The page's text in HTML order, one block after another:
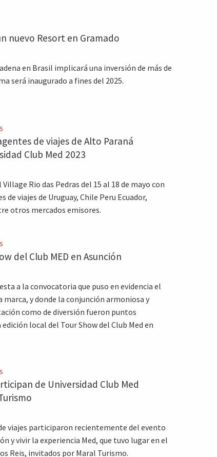
nuevo Resort en Gramado
en Brasil implicará una inversión de más de
será inaugurado a fines del 2025.
de viajes de Alto Paraná
Club Med 2023
Rio das Pedras del 15 al 18 de mayo con
de viajes de Uruguay, Chile Peru Ecuador,
otros mercados emisores.
del Club MED en Asunción
a la convocatoria que puso en evidencia el
marca, y donde la conjunción armoniosa y
como de diversión fueron puntos
local del Tour Show del Club Med en
de Universidad Club Med
viajes participaron recientemente del evento
y vivir la experiencia Med, que tuvo lugar en el
Reis, invitados por Maral Turismo.